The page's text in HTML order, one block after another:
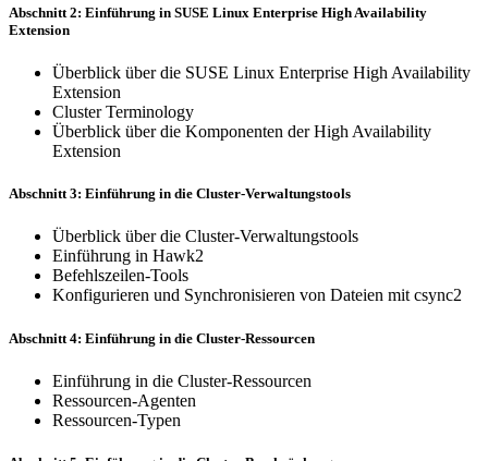
Abschnitt 2: Einführung in SUSE Linux Enterprise High Availability
Extension
Überblick über die SUSE Linux Enterprise High Availability
Extension
Cluster Terminology
Überblick über die Komponenten der High Availability
Extension
Abschnitt 3: Einführung in die Cluster-Verwaltungstools
Überblick über die Cluster-Verwaltungstools
Einführung in Hawk2
Befehlszeilen-Tools
Konfigurieren und Synchronisieren von Dateien mit csync2
Abschnitt 4: Einführung in die Cluster-Ressourcen
Einführung in die Cluster-Ressourcen
Ressourcen-Agenten
Ressourcen-Typen